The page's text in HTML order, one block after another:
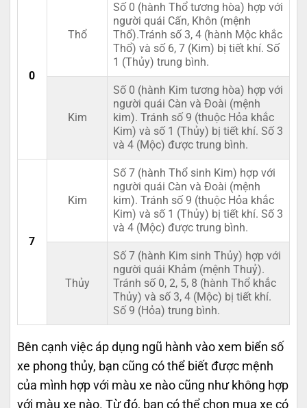
0
Thổ
Số 0 (hành Thổ tương hòa) hợp với
người quái Cấn, Khôn (mệnh
Thổ).Tránh số 3, 4 (hành Mộc khắc
Thổ) và số 6, 7 (Kim) bị tiết khí. Số
1 (Thủy) trung bình.
Kim
Số 0 (hành Kim tương hòa) hợp với
người quái Càn và Đoài (mệnh
kim). Tránh số 9 (thuộc Hỏa khắc
Kim) và số 1 (Thủy) bị tiết khí. Số 3
và 4 (Mộc) được trung bình.
7
Kim
Số 7 (hành Thổ sinh Kim) hợp với
người quái Càn và Đoài (mệnh
kim). Tránh số 9 (thuộc Hỏa khắc
Kim) và số 1 (Thủy) bị tiết khí. Số 3
và 4 (Mộc) được trung bình.
Thủy
Số 7 (hành Kim sinh Thủy) hợp với
người quái Khảm (mệnh Thuỷ).
Tránh số 0, 2, 5, 8 (hành Thổ khắc
Thủy) và số 3, 4 (Mộc) bị tiết khí.
Số 9 (Hỏa) trung bình.
Bên cạnh việc áp dụng ngũ hành vào xem biển số
xe phong thủy, bạn cũng có thể biết được mệnh
của mình hợp với màu xe nào cũng như không hợp
với màu xe nào. Từ đó, bạn có thể chọn mua xe có